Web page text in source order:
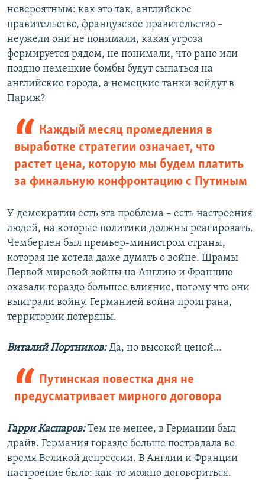
невероятным: как это так, английское
правительство, французское правительство –
неужели они не понимали, какая угроза
формируется рядом, не понимали, что рано или
поздно немецкие бомбы будут сыпаться на
английские города, а немецкие танки войдут в
Париж?
Каждый месяц промедления в
выработке стратегии означает, что
растет цена, которую мы будем платить
за финальную конфронтацию с Путиным
У демократии есть эта проблема – есть настроения
людей, на которые политики должны реагировать.
Чемберлен был премьер-министром страны,
которая не хотела даже думать о войне. Шрамы
Первой мировой войны на Англию и Францию
оказали гораздо большее влияние, потому что они
выиграли войну. Германией война проиграна,
территории потеряны.
Виталий Портников:Да, но высокой ценой…
Путинская повестка дня не
предусматривает мирного договора
Гарри Каспаров:Тем не менее, в Германии был
драйв. Германия гораздо больше пострадала во
время Великой депрессии. В Англии и Франции
настроение было: как-то можно договориться.